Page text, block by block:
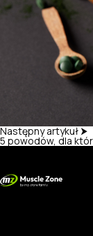
Następny artykuł ⮞
5 powodów, dla